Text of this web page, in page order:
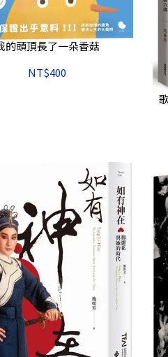
的頭頂長了一朵香菇
NT$400